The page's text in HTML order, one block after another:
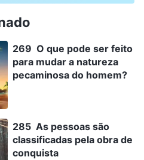
269 O que pode ser feito
para mudar a natureza
pecaminosa do homem?
285 As pessoas são
classificadas pela obra de
conquista